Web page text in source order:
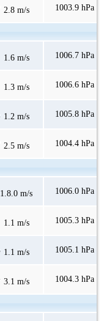
2.8 m/s 1003.9 hPa
1.6 m/s 1006.7 hPa
1.3 m/s 1006.6 hPa
1.2 m/s 1005.8 hPa
2.5 m/s 1004.4 hPa
1.8.0 m/s 1006.0 hPa
1.1 m/s 1005.3 hPa
1.1 m/s 1005.1 hPa
3.1 m/s 1004.3 hPa